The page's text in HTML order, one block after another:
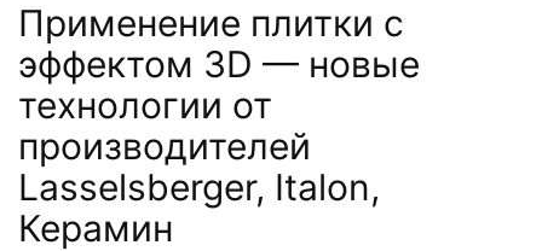
Применение плитки с
эффектом 3D — новые
технологии от
производителей
Lasselsberger, Italon,
Керамин